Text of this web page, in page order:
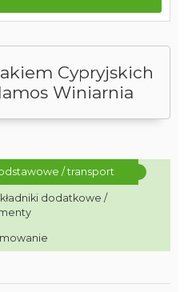
Cypryjskich
Winiarnia
/ transport
dodatkowe /